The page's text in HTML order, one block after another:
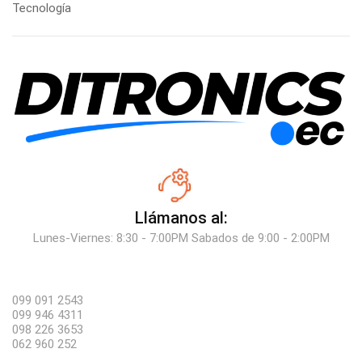
Tecnología
Llámanos al:
Lunes-Viernes: 8:30 - 7:00PM Sabados de 9:00 - 2:00PM
099 091 2543
099 946 4311
098 226 3653
062 960 252